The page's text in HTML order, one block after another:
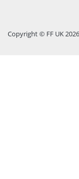
Copyright © FF UK 2026